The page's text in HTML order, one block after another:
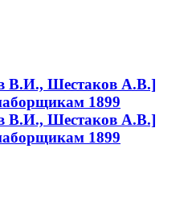
В.И., Шестаков А.В.]
1899
В.И., Шестаков А.В.]
1899